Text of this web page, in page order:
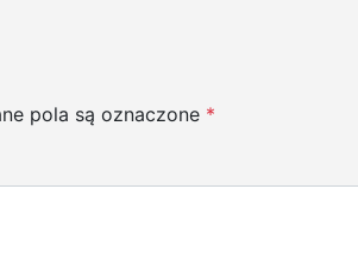
pola są oznaczone *